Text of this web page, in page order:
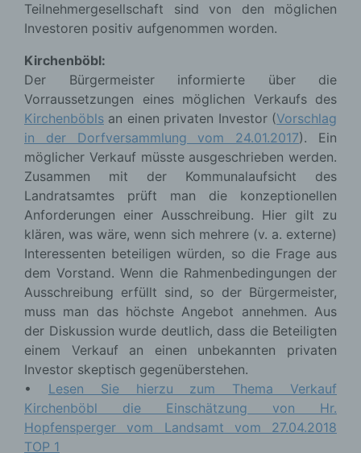
Teilnehmergesellschaft sind von den möglichen
Investoren positiv aufgenommen worden.
Kirchenböbl:
Der Bürgermeister informierte über die
Vorraussetzungen eines möglichen Verkaufs des
Kirchenböbls an einen privaten Investor (Vorschlag
in der Dorfversammlung vom 24.01.2017). Ein
möglicher Verkauf müsste ausgeschrieben werden.
Zusammen mit der Kommunalaufsicht des
Landratsamtes prüft man die konzeptionellen
Anforderungen einer Ausschreibung. Hier gilt zu
klären, was wäre, wenn sich mehrere (v. a. externe)
Interessenten beteiligen würden, so die Frage aus
dem Vorstand. Wenn die Rahmenbedingungen der
Ausschreibung erfüllt sind, so der Bürgermeister,
muss man das höchste Angebot annehmen. Aus
der Diskussion wurde deutlich, dass die Beteiligten
einem Verkauf an einen unbekannten privaten
Investor skeptisch gegenüberstehen.
• Lesen Sie hierzu zum Thema Verkauf
Kirchenböbl die Einschätzung von Hr.
Hopfensperger vom Landsamt vom 27.04.2018
TOP 1